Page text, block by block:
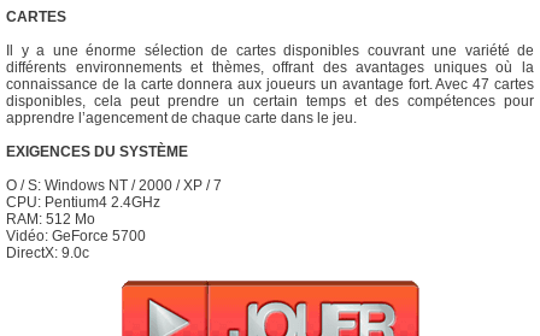
CARTES
Il y a une énorme sélection de cartes disponibles couvrant une variété de
différents environnements et thèmes, offrant des avantages uniques où la
connaissance de la carte donnera aux joueurs un avantage fort. Avec 47 cartes
disponibles, cela peut prendre un certain temps et des compétences pour
apprendre l’agencement de chaque carte dans le jeu.
EXIGENCES DU SYSTÈME
O / S: Windows NT / 2000 / XP / 7
CPU: Pentium4 2.4GHz
RAM: 512 Mo
Vidéo: GeForce 5700
DirectX: 9.0c